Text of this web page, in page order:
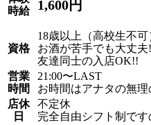
時給
1,600円
資格
18歳以上（高校生不可
お酒が苦手でも大丈夫
友達同士の入店OK!!
営業
時間
21:00〜LAST
お時間はアナタの無理
店休
日
不定休
完全自由シフト制で